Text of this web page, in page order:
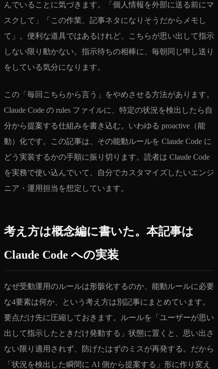
んでいることに気づきます。「個人情報を外部に送る前にマ
スクして」「この作業、記事ネタになりそうだからメモし
て」。便利な道具ではあるけれど、こちらが思い出して指示
しない限り動かない。指示待ちの相棒に、毎朝同じ申し送り
をしている気分になります。
この「毎回こちらから言う」をやめさせる方法があります。
Claude Code の rules ファイルに、特定の状況を検出したら自
分から提案する仕組みを書き込む。いわゆる proactive（能
動）化です。この記事は、その能動ルールを Claude Code に
どう実装するかの手順に振り切ります。読者は Claude Code
を実務で使い込んでいて、自分でカスタマイズしたいエンジ
ニア・運用担当を想定しています。
考え方は概念編に書いた。本記事は
Claude Code への実装
なぜ受動運用のルールは形骸化するのか、能動ルールに必要
な4要素は何か、という考え方は別記事にまとめています。
要点だけ先に圧縮しておきます。ルールを「ユーザーが思い
出して指示したときだけ発動する」状態に置くと、思い出さ
ない限り適用されず、防げたはずのミスが再発する。だから
「状況を検出した瞬間に AI 側から提案する」形に作り変え